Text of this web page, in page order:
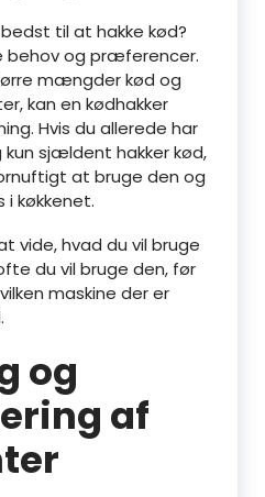
til at hakke kød?
og præferencer.
mængder kød og
kan en kødhakker
Hvis du allerede har
sjældent hakker kød,
at bruge den og
i køkkenet.
vide, hvad du vil bruge
du vil bruge den, før
maskine der er
og
af